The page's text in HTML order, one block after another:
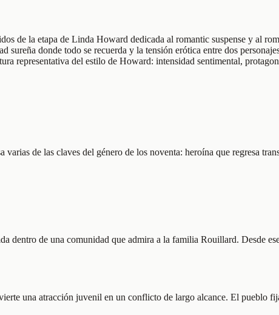
de la etapa de Linda Howard dedicada al romantic suspense y al
sureña donde todo se recuerda y la tensión erótica entre dos
representativa del estilo de Howard: intensidad sentimental,
de las claves del género de los noventa: heroína que regresa
dentro de una comunidad que admira a la familia Rouillard. Desde
una atracción juvenil en un conflicto de largo alcance. El pueblo